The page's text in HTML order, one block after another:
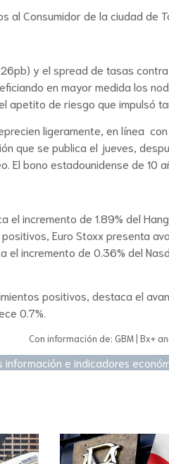
al Consumidor de la ciudad
y el spread de tasas
en mayor medida los
de riesgo que impulsó
ligeramente, en línea
que se publica el jueves,
El bono estadounidense de 10
incremento de 1.89% del Hang
Euro Stoxx presenta
el incremento de 0.36% del
positivos, destaca el
0.7%.
Con información de: GBM | Bx+
información e indicadores